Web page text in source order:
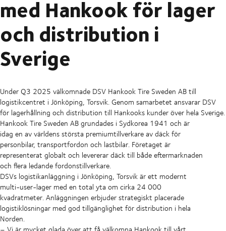
med Hankook för lager
och distribution i
Sverige
Under Q3 2025 välkomnade DSV Hankook Tire Sweden AB till
logistikcentret i Jönköping, Torsvik. Genom samarbetet ansvarar DSV
för lagerhållning och distribution till Hankooks kunder över hela Sverige.
Hankook Tire Sweden AB grundades i Sydkorea 1941 och är
idag en av världens största premiumtillverkare av däck för
personbilar, transportfordon och lastbilar. Företaget är
representerat globalt och levererar däck till både eftermarknaden
och flera ledande fordonstillverkare.
DSVs logistikanläggning i Jönköping, Torsvik är ett modernt
multi-user-lager med en total yta om cirka 24 000
kvadratmeter. Anläggningen erbjuder strategiskt placerade
logistiklösningar med god tillgänglighet för distribution i hela
Norden.